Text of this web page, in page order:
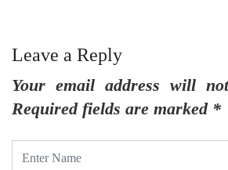
Leave a Reply
Your email address will
Required fields are marked *